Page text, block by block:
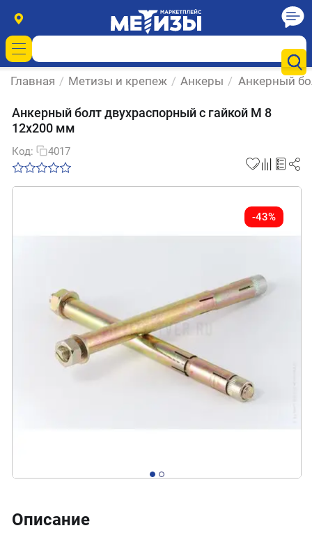
Главная / Метизы и крепеж / Анкеры / Анкерный
Анкерный болт двухраспорный с гайкой М 8
12х200 мм
Код: 4017
-43%
Описание